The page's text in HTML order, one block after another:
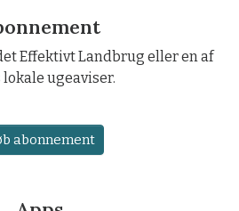
Effektivt Landbrug eller en af
lokale ugeaviser.
abonnement